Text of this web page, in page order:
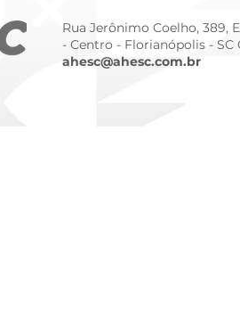
Rua Jerônimo Coelho, 389,
- Centro - Florianópolis - SC
ahesc@ahesc.com.br